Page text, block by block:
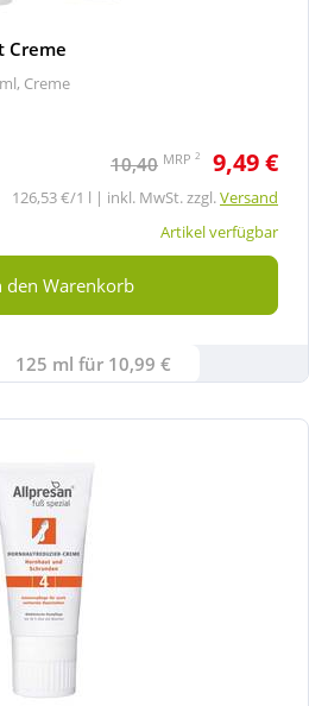
Creme
Creme
10,40 MRP 2 9,49 €
126,53 €/1 l | inkl. MwSt. zzgl.Versand
Artikel verfügbar
den Warenkorb
125 ml für 10,99 €